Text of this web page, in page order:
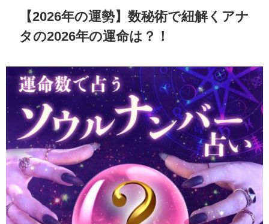
【2026年の運勢】数秘術で紐解くアナ
タの2026年の運命は？！